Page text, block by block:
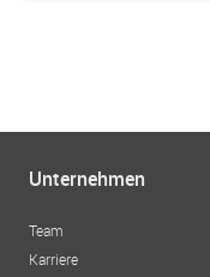
Unternehmen
Team
Karriere